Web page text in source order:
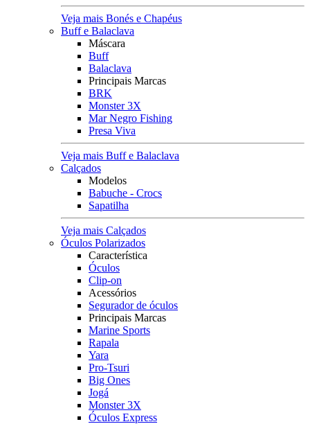
Veja mais Bonés e Chapéus
Buff e Balaclava
Máscara
Buff
Balaclava
Principais Marcas
BRK
Monster 3X
Mar Negro Fishing
Presa Viva
Veja mais Buff e Balaclava
Calçados
Modelos
Babuche - Crocs
Sapatilha
Veja mais Calçados
Óculos Polarizados
Característica
Óculos
Clip-on
Acessórios
Segurador de óculos
Principais Marcas
Marine Sports
Rapala
Yara
Pro-Tsuri
Big Ones
Jogá
Monster 3X
Óculos Express